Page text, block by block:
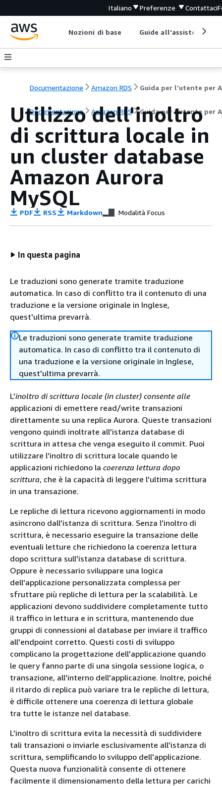
Italiano Preferenze Contattaci
Nozioni di base Guide all'assistenza
Documentazione Amazon RDS
Documentazione Amazon RDS Guida per l'utente per
Utilizzo dell'inoltro
di scrittura locale in
un cluster database
Amazon Aurora
MySQL
PDF RSS Markdown Modalità Focus
In questa pagina
Le traduzioni sono generate tramite traduzione
automatica. In caso di conflitto tra il contenuto di una
traduzione e la versione originale in Inglese,
quest'ultima prevarrà.
Le traduzioni sono generate tramite traduzione
automatica. In caso di conflitto tra il contenuto di
una traduzione e la versione originale in Inglese,
quest'ultima prevarrà.
L'inoltro di scrittura locale (in cluster) consente alle
applicazioni di emettere read/write transazioni
direttamente su una replica Aurora. Queste transazioni
vengono quindi inoltrate all'istanza database di
scrittura in attesa che venga eseguito il commit. Puoi
utilizzare l'inoltro di scrittura locale quando le
applicazioni richiedono la coerenza lettura dopo
scrittura, che è la capacità di leggere l'ultima scrittura
in una transazione.
Le repliche di lettura ricevono aggiornamenti in modo
asincrono dall'istanza di scrittura. Senza l'inoltro di
scrittura, è necessario eseguire la transazione delle
eventuali letture che richiedono la coerenza lettura
dopo scrittura sull'istanza database di scrittura.
Oppure è necessario sviluppare una logica
dell'applicazione personalizzata complessa per
sfruttare più repliche di lettura per la scalabilità. Le
applicazioni devono suddividere completamente tutto
il traffico in lettura e in scrittura, mantenendo due
gruppi di connessioni al database per inviare il traffico
all'endpoint corretto. Questi costi di sviluppo
complicano la progettazione dell'applicazione quando
le query fanno parte di una singola sessione logica, o
transazione, all'interno dell'applicazione. Inoltre, poiché
il ritardo di replica può variare tra le repliche di lettura,
è difficile ottenere una coerenza di lettura globale
tra tutte le istanze nel database.
L'inoltro di scrittura evita la necessità di suddividere
tali transazioni o inviarle esclusivamente all'istanza di
scrittura, semplificando lo sviluppo dell'applicazione.
Questa nuova funzionalità consente di ottenere
facilmente il dimensionamento della lettura per carichi